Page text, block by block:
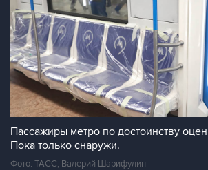
Пассажиры метро по достоинству
Пока только снаружи.
Фото: ТАСС, Валерий Шарифулин